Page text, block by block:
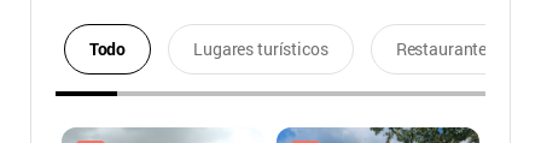
Todo Lugares turísticos Restaurantes